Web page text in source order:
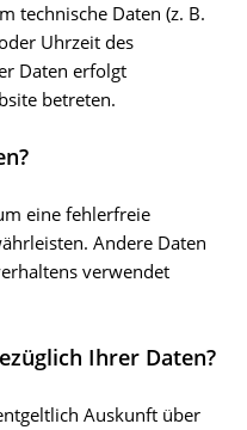
technische Daten (z. B.
Uhrzeit des
Daten erfolgt
betreten.
eine fehlerfreie
Andere Daten
verwendet
Ihrer Daten?
Auskunft über